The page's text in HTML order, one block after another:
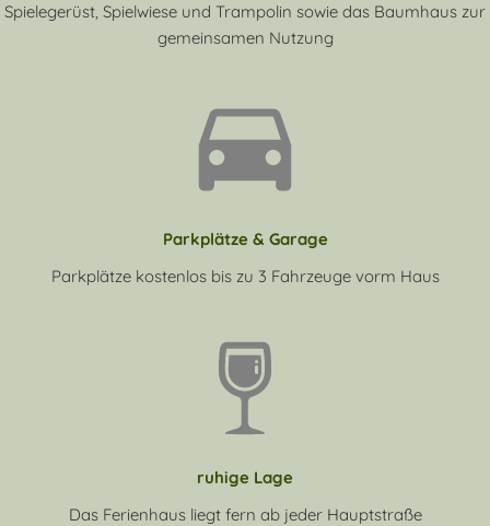
Spielegerüst, Spielwiese und Trampolin sowie das Baumhaus zur
gemeinsamen Nutzung
Parkplätze & Garage
Parkplätze kostenlos bis zu 3 Fahrzeuge vorm Haus
ruhige Lage
Das Ferienhaus liegt fern ab jeder Hauptstraße